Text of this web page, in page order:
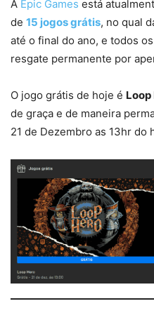
A Epic Games está
de 15 jogos grátis, no qual
até o final do ano, e todos
resgate permanente por
O jogo grátis de hoje é Loop
de graça e de maneira
21 de Dezembro as 13hr do